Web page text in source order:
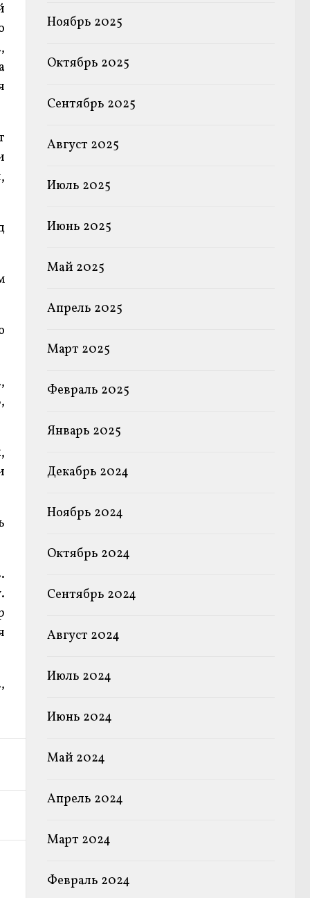
Ноябрь 2025
Октябрь 2025
Сентябрь 2025
Август 2025
Июль 2025
Июнь 2025
Май 2025
Апрель 2025
Март 2025
Февраль 2025
Январь 2025
Декабрь 2024
Ноябрь 2024
Октябрь 2024
Сентябрь 2024
Август 2024
Июль 2024
Июнь 2024
Май 2024
Апрель 2024
Март 2024
Февраль 2024